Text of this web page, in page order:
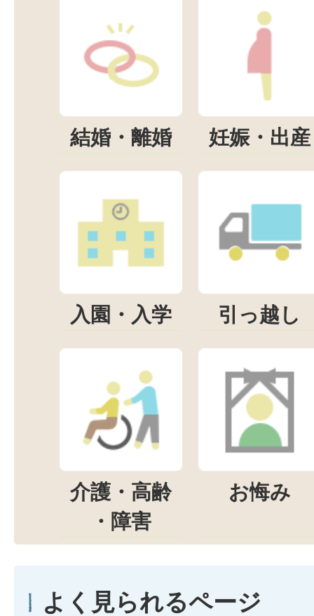
結婚・離婚 妊娠・出産
入園・入学 引っ越し
介護・高齢
・障害
お悔み
よく見られるページ